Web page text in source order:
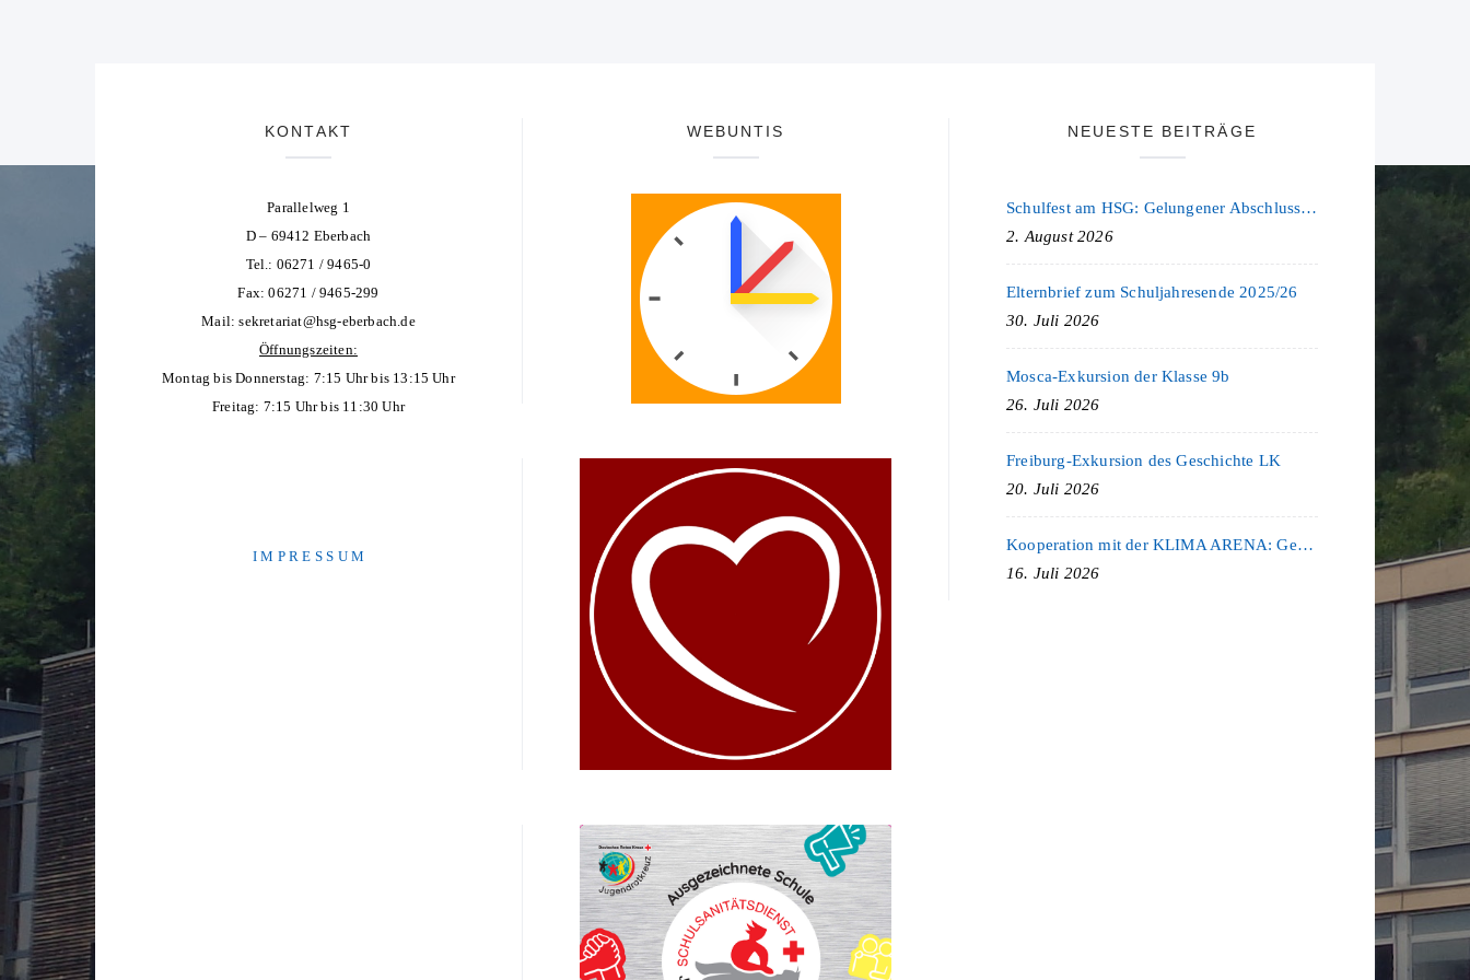
KONTAKT
Parallelweg 1
D – 69412 Eberbach
Tel.: 06271 / 9465-0
Fax: 06271 / 9465-299
Mail:sekretariat@hsg-eberbach.de
Öffnungszeiten:
Montag bis Donnerstag: 7:15 Uhr bis 13:15 Uhr
Freitag: 7:15 Uhr bis 11:30 Uhr
I M P R E S S U M
WEBUNTIS NEUESTE BEITRÄGE
Schulfest am HSG: Gelungener Abschluss eines ereignisreichen Schuljahres
2. August 2026
Elternbrief zum Schuljahresende 2025/26
30. Juli 2026
Mosca-Exkursion der Klasse 9b
26. Juli 2026
Freiburg-Exkursion des Geschichte LK
20. Juli 2026
Kooperation mit der KLIMA ARENA: Gemeinsam für Nachhaltigkeit und Klimaschutz
16. Juli 2026